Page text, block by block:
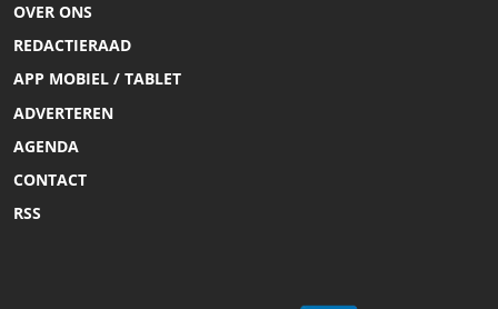
OVER ONS
REDACTIERAAD
APP MOBIEL / TABLET
ADVERTEREN
AGENDA
CONTACT
RSS